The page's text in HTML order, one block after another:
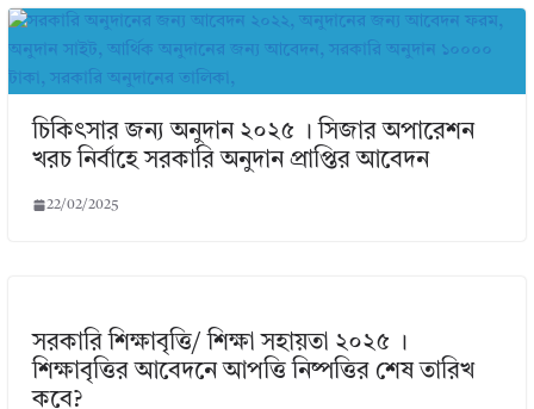
চিকিৎসার জন্য অনুদান ২০২৫ । সিজার অপারেশন
খরচ নির্বাহে সরকারি অনুদান প্রাপ্তির আবেদন
22/02/2025
সরকারি শিক্ষাবৃত্তি/ শিক্ষা সহায়তা ২০২৫ ।
শিক্ষাবৃত্তির আবেদনে আপত্তি নিষ্পত্তির শেষ তারিখ
কবে?